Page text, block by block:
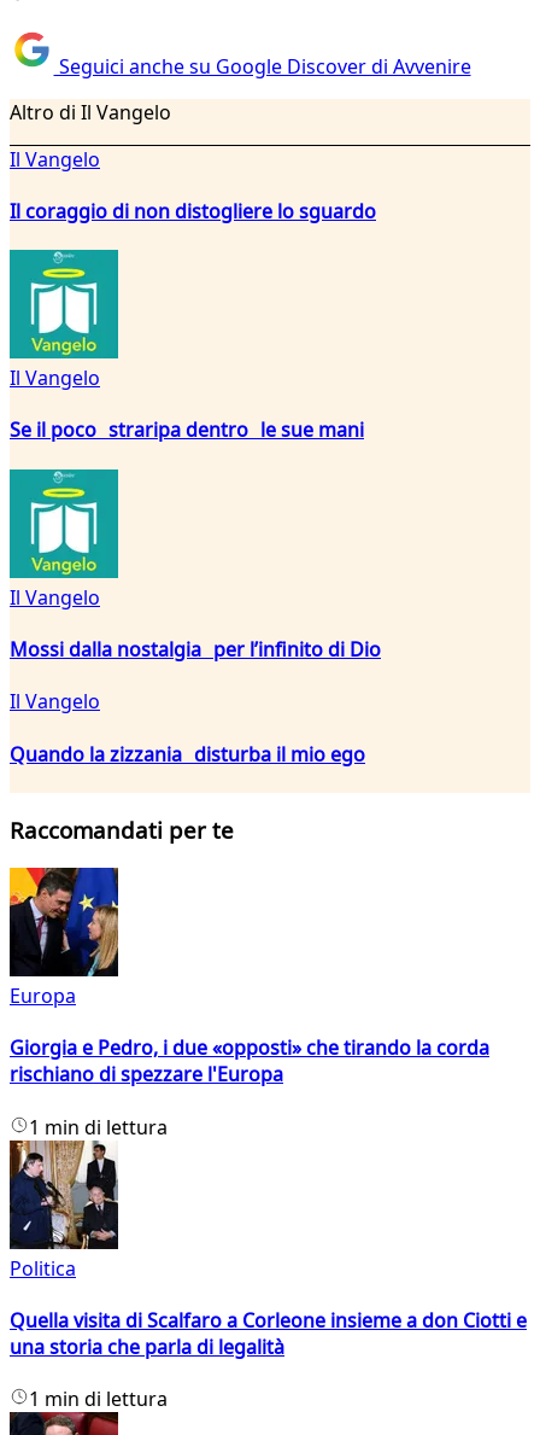
Seguici anche su Google Discover di Avvenire
Altro di Il Vangelo
Il Vangelo
Il coraggio di non distogliere lo sguardo
Il Vangelo
Se il poco straripa dentro le sue mani
Il Vangelo
Mossi dalla nostalgia per l’infinito di Dio
Il Vangelo
Quando la zizzania disturba il mio ego
Raccomandati per te
Europa
Giorgia e Pedro, i due «opposti» che tirando la corda
rischiano di spezzare l'Europa
1 min di lettura
Politica
Quella visita di Scalfaro a Corleone insieme a don Ciotti e
una storia che parla di legalità
1 min di lettura